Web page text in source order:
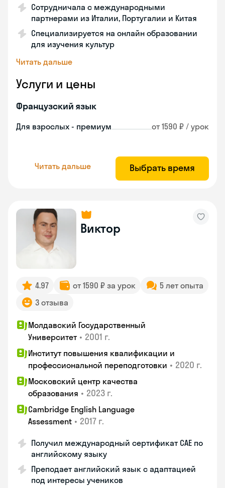
Сотрудничала с международными
партнерами из Италии, Португалии и Китая
Специализируется на онлайн образовании
для изучения культур
Читать дальше
Услуги и цены
Французский язык
Для взрослых - премиум от 1590 ₽ / урок
Читать дальше Выбрать время
Виктор
4.97 от 1590 ₽ за урок
5 лет опыта
3 отзыва
Молдавский Государственный
Университет • 2001 г.
Институт повышения квалификации и
профессиональной переподготовки • 2020 г.
Московский центр качества
образования • 2023 г.
Cambridge English Language
Assessment • 2017 г.
Получил международный сертификат CAE по
английскому языку
Преподает английский язык с адаптацией
под интересы учеников